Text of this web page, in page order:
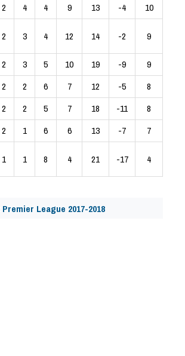
2 4 4 9 13 -4 10
2 3 4 12 14 -2 9
2 3 5 10 19 -9
9
2 2 6 7 12 -5
8
2 2 5 7 18 -11
8
2 1 6 6 13 -7 7
1 1 8 4 21 -17 4
Premier League 2017-2018